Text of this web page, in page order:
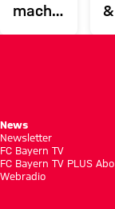
machen
Schritte
News
Newsletter
FC Bayern TV
FC Bayern TV PLUS Abo
Webradio